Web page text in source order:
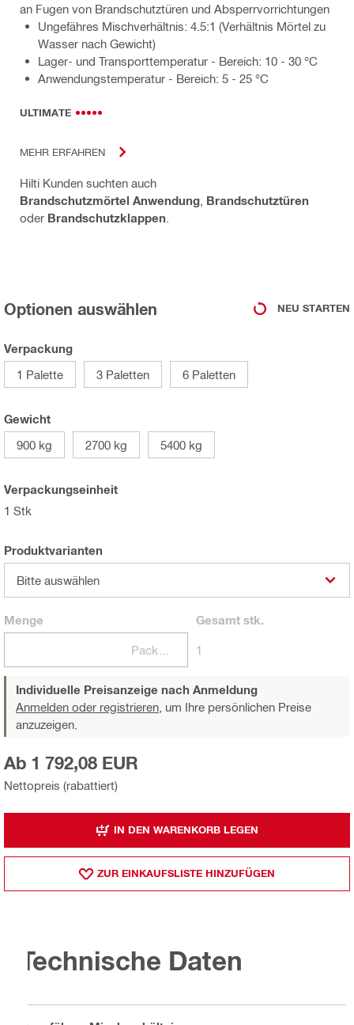
an Fugen von Brandschutztüren und Absperrvorrichtungen
Ungefähres Mischverhältnis: 4.5:1 (Verhältnis Mörtel zu
Wasser nach Gewicht)
Lager- und Transporttemperatur - Bereich: 10 - 30 °C
Anwendungstemperatur - Bereich: 5 - 25 °C
ULTIMATE
MEHR ERFAHREN
Hilti Kunden suchten auch
Brandschutzmörtel Anwendung Brandschutztüren
oder Brandschutzklappen
Optionen auswählen NEU STARTEN
Verpackung
1 Palette
3 Paletten 6 Paletten
Gewicht
900 kg
2700 kg 5400 kg
Verpackungseinheit
1 Stk
Produktvarianten
Bitte auswählen
Menge Gesamtstk.
1
Individuelle Preisanzeige nach Anmeldung
Anmelden oder registrieren, um Ihre persönlichen Preise
anzuzeigen.
Nettopreis (rabattiert)
Ab 1 792,08 EUR
IN DEN WARENKORB LEGEN
ZUR EINKAUFSLISTE HINZUFÜGEN
Technische Daten